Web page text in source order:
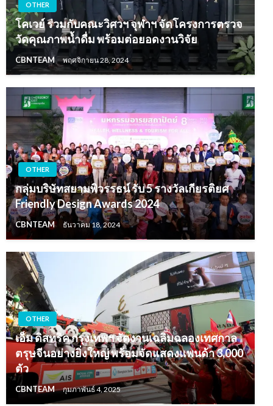
OTHER
โคเวย์ ร่วมกับคณะวิศวฯ จุฬาฯ จัดโครงการตรวจ
วัดคุณภาพน้ำดื่ม พร้อมต่อยอดงานวิจัย
CBNTEAM พฤศจิกายน 28, 2024
OTHER
กลุ่มบริษัทสยามพิวรรธน์ รับ 5 รางวัลเกียรติยศ
Friendly Design Awards 2024
CBNTEAM ธันวาคม 18, 2024
OTHER
เอ็ม ดิสทริค กรุงเทพฯ จัดงานเฉลิมฉลองเทศกาล
ตรุษจีนอย่างยิ่งใหญ่ พร้อมจัดแสดงแพนด้า 3,000
ตัว
CBNTEAM กุมภาพันธ์ 4, 2025